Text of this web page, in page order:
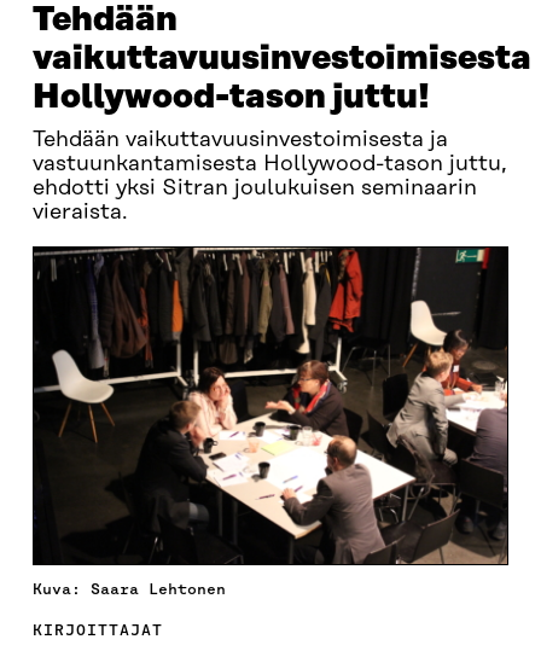
Tehdään
vaikuttavuusinvestoimisesta
Hollywood-tason juttu!
Tehdään vaikuttavuusinvestoimisesta ja
vastuunkantamisesta Hollywood-tason juttu,
ehdotti yksi Sitran joulukuisen seminaarin
vieraista.
Kuva: Saara Lehtonen
KIRJOITTAJAT